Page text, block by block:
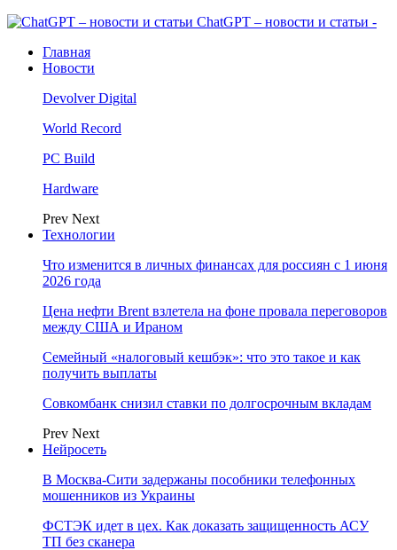
ChatGPT – новости и статьи -
Главная
Новости
Devolver Digital
World Record
PC Build
Hardware
Prev Next
Технологии
Что изменится в личных финансах для россиян с 1 июня
2026 года
Цена нефти Brent взлетела на фоне провала переговоров
между США и Ираном
Семейный «налоговый кешбэк»: что это такое и как
получить выплаты
Совкомбанк снизил ставки по долгосрочным вкладам
Prev Next
Нейросеть
В Москва-Сити задержаны пособники телефонных
мошенников из Украины
ФСТЭК идет в цех. Как доказать защищенность АСУ
ТП без сканера